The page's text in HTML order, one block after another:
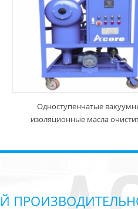
Одноступенчатые
изоляционные масла